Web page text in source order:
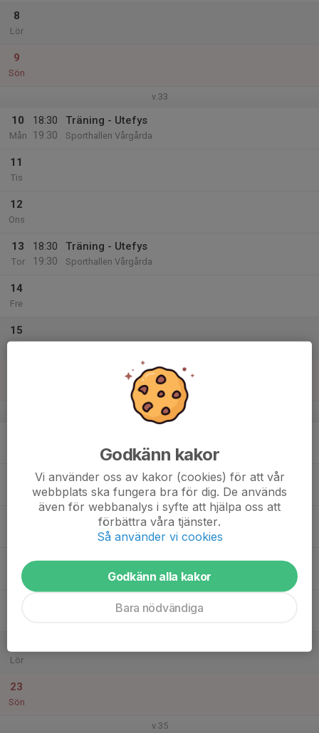
8
Lör
9
Sön
v.33
10
Mån
18:30
19:30
Träning - Utefys
Sporthallen Vårgårda
11
Tis
12
Ons
13
Tor
18:30
19:30
Träning - Utefys
Sporthallen Vårgårda
14
Fre
15
v.34
Sporthallen Vårgårda
Tor
18:30
Träning - Utefys
Sporthallen Vårgårda
Lör
23
Sön
v.35
Godkänn kakor
Vi använder oss av kakor (cookies) för att vår
webbplats ska fungera bra för dig. De används
även för webbanalys i syfte att hjälpa oss att
förbättra våra tjänster.
Så använder vi cookies
Godkänn alla kakor
Bara nödvändiga